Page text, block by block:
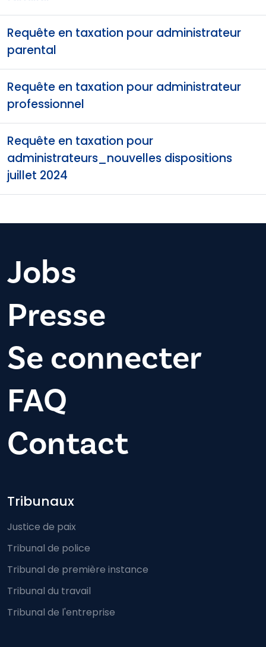
Requête en taxation pour administrateur
parental
Requête en taxation pour administrateur
professionnel
Requête en taxation pour
administrateurs_nouvelles dispositions
juillet 2024
Jobs
Presse
Se connecter
FAQ
Contact
Footer-menu
Tribunaux
Justice de paix
Tribunal de police
Tribunal de première instance
Tribunal du travail
Tribunal de l'entreprise